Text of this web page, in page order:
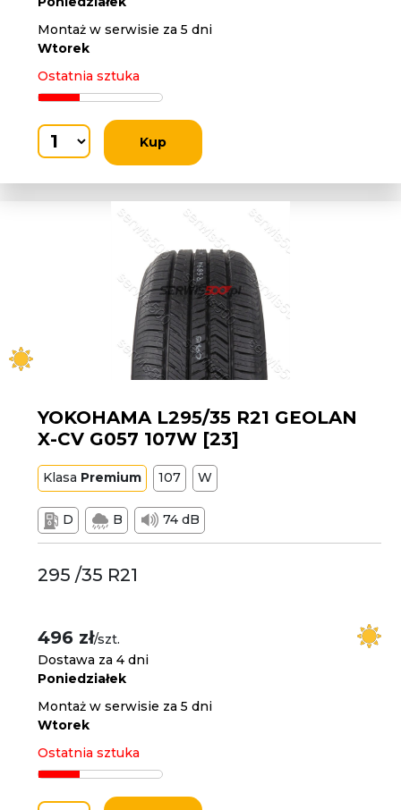
Montaż w serwisie za 5 dni
Wtorek
Ostatnia sztuka
Kup
YOKOHAMA L295/35 R21 GEOLAN
X-CV G057 107W [23]
Klasa Premium 107 W
D B 74 dB
295 /35 R21
496 zł/szt.
Dostawa za 4 dni
Poniedziałek
Montaż w serwisie za 5 dni
Wtorek
Ostatnia sztuka